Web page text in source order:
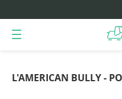
L'AMERICAN BULLY -